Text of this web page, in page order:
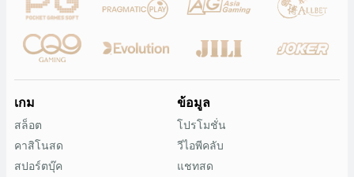
เกม
สล็อต
คาสิโนสด
สปอร์ตบุ๊ค
ข้อมูล
โปรโมชั่น
วีไอพีคลับ
แชทสด